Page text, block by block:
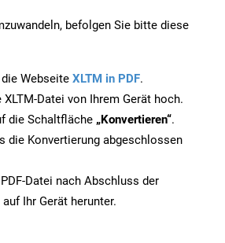
befolgen Sie bitte diese
Webseite XLTM in PDF.
XLTM-Datei von Ihrem Gerät hoch.
die Schaltfläche „Konvertieren“.
die Konvertierung abgeschlossen
Datei nach Abschluss der
Ihr Gerät herunter.